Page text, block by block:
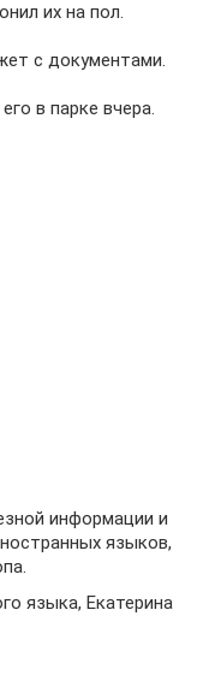
их на пол.
с документами.
в парке вчера.
информации и
языков,
языка, Екатерина